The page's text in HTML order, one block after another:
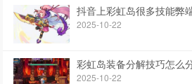
抖音上彩虹岛很多技能弊
2025-10-22
彩虹岛装备分解技巧怎么
2025-10-22